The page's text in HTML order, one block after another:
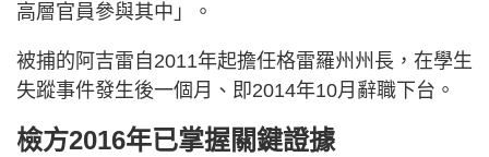
高層官員參與其中」。
被捕的阿吉雷自2011年起擔任格雷羅州州長，在學生
失蹤事件發生後一個月、即2014年10月辭職下台。
檢方2016年已掌握關鍵證據